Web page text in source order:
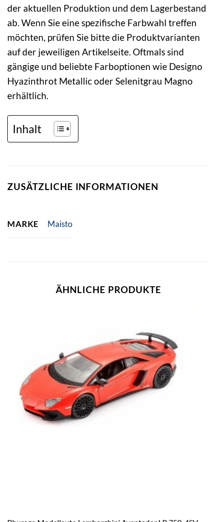
der aktuellen Produktion und dem Lagerbestand
ab. Wenn Sie eine spezifische Farbwahl treffen
möchten, prüfen Sie bitte die Produktvarianten
auf der jeweiligen Artikelseite. Oftmals sind
gängige und beliebte Farboptionen wie Designo
Hyazinthrot Metallic oder Selenitgrau Magno
erhältlich.
Inhalt
ZUSÄTZLICHE INFORMATIONEN
MARKE Maisto
ÄHNLICHE PRODUKTE